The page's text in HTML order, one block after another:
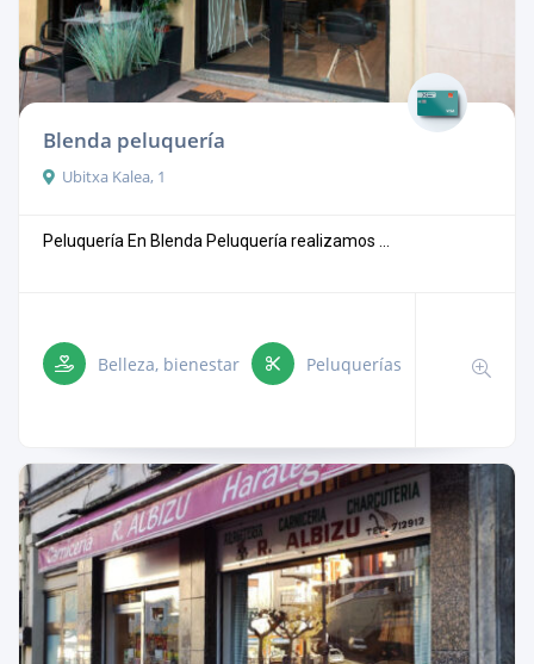
Blenda peluquería
Ubitxa Kalea, 1
Peluquería En Blenda Peluquería realizamos ...
Belleza, bienestar Peluquerías